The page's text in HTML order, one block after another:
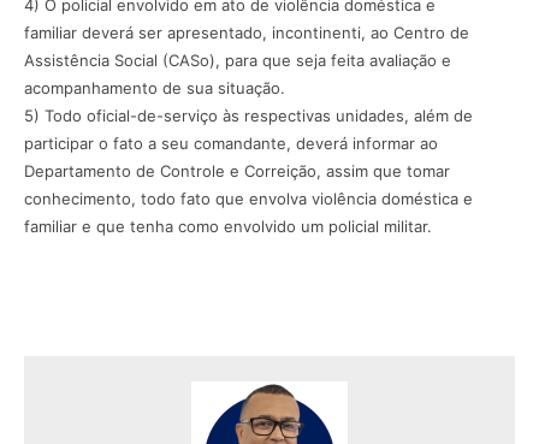
4) O policial envolvido em ato de violência doméstica e
familiar deverá ser apresentado, incontinenti, ao Centro de
Assistência Social (CASo), para que seja feita avaliação e
acompanhamento de sua situação.
5) Todo oficial-de-serviço às respectivas unidades, além de
participar o fato a seu comandante, deverá informar ao
Departamento de Controle e Correição, assim que tomar
conhecimento, todo fato que envolva violência doméstica e
familiar e que tenha como envolvido um policial militar.